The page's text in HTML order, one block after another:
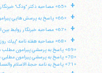
+ «65» مصاحبه دكتر "ودگ" خبرنگار آلماني بخش غربي صداي آلمان و خانم "گارين"خبرنگار نشريه دويچه آلمان
+ «66» پاسخ به پرسش هايي پيرامون مجازاتهاي اسلامي
+ «67» مصاحبه خبرنگار روابط بين الملل تلويزيون اتريش (ORF)
+
«68» مصاحبه هفته نامه "پيك روز" چاپ كانادا
«69» پاسخ به پرسشي پيرامون مطلب مندرج در كتاب "تتمة الاعلام"
«70» پاسخ به پرسشي پيرامون مطلبي در روزنامه كيهان
«71» پاسخ به نامه حجة الاسلام والمسلمين سيد محمد خاتمي رئيس جمهور تحتعنوان "نامه اي براي فردا"